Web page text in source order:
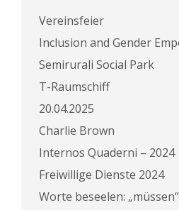
Vereinsfeier
Inclusion and Gender
Semirurali Social Park
T-Raumschiff
20.04.2025
Charlie Brown
Internos Quaderni – 2024
Freiwillige Dienste 2024
Worte beseelen: